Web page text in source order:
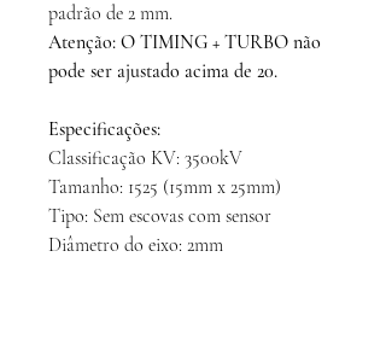
padrão de 2 mm.
Atenção: O TIMING + TURBO não
pode ser ajustado acima de 20.
Especificações:
Classificação KV: 3500kV
Tamanho: 1525 (15mm x 25mm)
Tipo: Sem escovas com sensor
Diâmetro do eixo: 2mm